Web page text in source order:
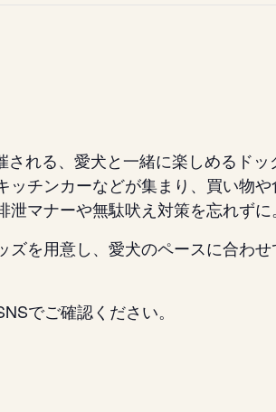
れる、愛犬と一緒に楽しめるド
チンカーなどが集まり、買い物
マナーや無駄吠え対策を忘れずに。
を用意し、愛犬のペースに合わせ
でご確認ください。